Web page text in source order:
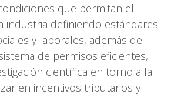
que permitan el
industria definiendo estándares
y laborales, además de
de permisos eficientes,
científica en torno a la
en incentivos tributarios y